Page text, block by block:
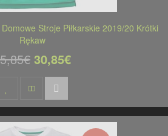
Stroje Piłkarskie 2019/20 Krótki
Rękaw
30,85€